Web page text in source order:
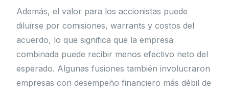
Además, el valor para los accionistas puede
diluirse por comisiones, warrants y costos del
acuerdo, lo que significa que la empresa
combinada puede recibir menos efectivo neto del
esperado. Algunas fusiones también involucraron
empresas con desempeño financiero más débil de